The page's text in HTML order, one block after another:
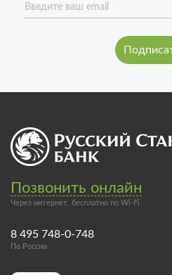
Введите ваш email
Позвонить онлайн
Через интернет, бесплатно по Wi-Fi
8 495 748-0-748
По России